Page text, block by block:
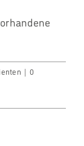
| 0